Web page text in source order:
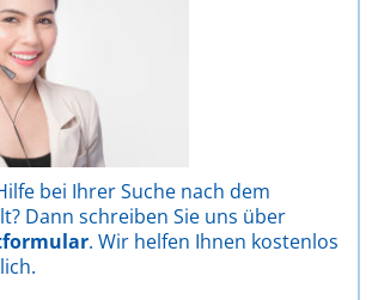
bei Ihrer Suche nach dem
Dann schreiben Sie uns über
. Wir helfen Ihnen kostenlos